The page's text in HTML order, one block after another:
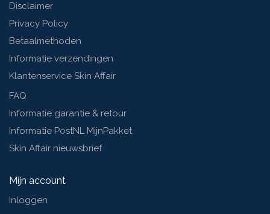
Disclaimer
Privacy Policy
Betaalmethoden
Informatie verzendingen
Klantenservice Skin Affair
FAQ
Informatie garantie & retour
Informatie PostNL MijnPakket
Skin Affair nieuwsbrief
Mijn account
Inloggen